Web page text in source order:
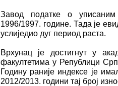
Завод податке о
1996/1997. године. Тада је
услиједио дуг период раста.
Врхунац је достигнут у
факултетима у Републици
Годину раније индексе је
2012/2013. години тај број